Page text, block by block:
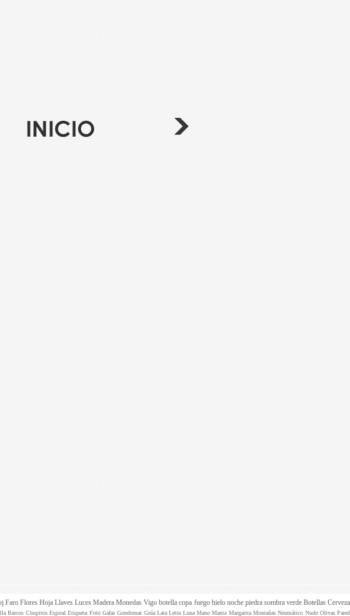
Faro Flores Hoja LlavesLucesMaderaMonedasVigobotellacopa fuego hielo noche piedra sombra verde BotellasCerveza
Barcos Chupitos EspiralEtiqueta Foto GafasGondomar Grúa LataLetra LunaManoManta MargaritaMontañasNeumático NudoOlivasPared